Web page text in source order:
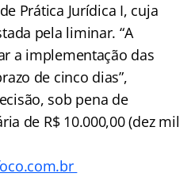
Prática Jurídica I, cuja
pela liminar. “A
a implementação das
de cinco dias”,
sob pena de
de R$ 10.000,00 (dez mil